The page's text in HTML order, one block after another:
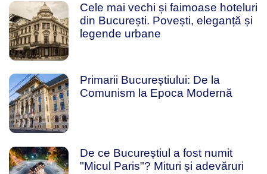
Cele mai vechi și faimoase hoteluri
din București. Povești, eleganță și
legende urbane
Primarii Bucureștiului: De la
Comunism la Epoca Modernă
De ce Bucureștiul a fost numit
"Micul Paris"? Mituri și adevăruri